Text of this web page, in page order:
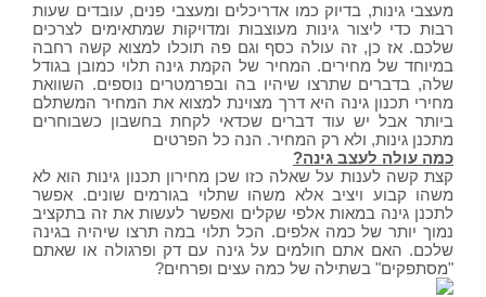
מעצבי גינות, בדיוק כמו אדריכלים ומעצבי פנים, עובדים שעות
רבות כדי ליצור גינות מעוצבות ומדויקות שמתאימים לצרכים
שלכם. אז כן, זה עולה כסף וגם פה תוכלו למצוא קשה רחבה
במיוחד של מחירים. המחיר של הקמת גינה תלוי כמובן בגודל
שלה, בדברים שתרצו שיהיו בה ובפרמטרים נוספים. השוואת
מחירי תכנון גינה היא דרך מצוינת למצוא את המחיר המשתלם
ביותר אבל יש עוד דברים שכדאי לקחת בחשבון כשבוחרים
מתכנן גינות, ולא רק המחיר. הנה כל הפרטים
כמה עולה לעצב גינה?
קצת קשה לענות על שאלה כזו שכן מחירון תכנון גינות הוא לא
משהו קבוע ויציב אלא משהו שתלוי בגורמים שונים. אפשר
לתכנן גינה במאות אלפי שקלים ואפשר לעשות את זה בתקציב
נמוך יותר של כמה אלפים. הכל תלוי במה תרצו שיהיה בגינה
שלכם. האם אתם חולמים על גינה עם דק ופרגולה או שאתם
"מסתפקים" בשתילה של כמה עצים ופרחים?